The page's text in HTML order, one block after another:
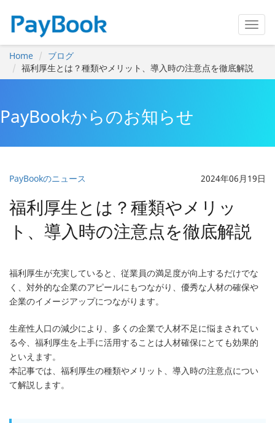
Home
ブログ
福利厚生とは？種類やメリット、導入時の注意点を徹底解説
PayBookからのお知らせ
PayBookのニュース 2024年06月19日
福利厚生とは？種類やメリッ
ト、導入時の注意点を徹底解説
福利厚生が充実していると、従業員の満足度が向上するだけでな
く、対外的な企業のアピールにもつながり、優秀な人材の確保や
企業のイメージアップにつながります。
生産性人口の減少により、多くの企業で人材不足に悩まされてい
る今、福利厚生を上手に活用することは人材確保にとても効果的
といえます。
本記事では、福利厚生の種類やメリット、導入時の注意点につい
て解説します。